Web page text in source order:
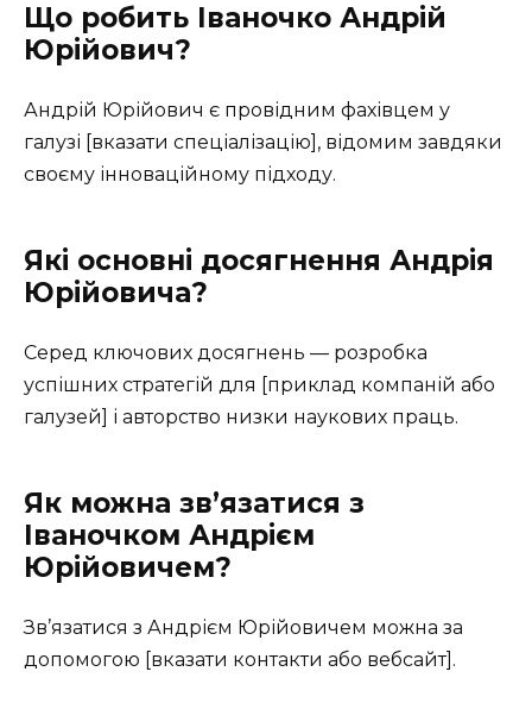
Що робить Іваночко Андрій
Юрійович?
Андрій Юрійович є провідним фахівцем у
галузі [вказати спеціалізацію], відомим завдяки
своєму інноваційному підходу.
Які основні досягнення Андрія
Юрійовича?
Серед ключових досягнень — розробка
успішних стратегій для [приклад компаній або
галузей] і авторство низки наукових праць.
Як можна зв’язатися з
Іваночком Андрієм
Юрійовичем?
Зв’язатися з Андрієм Юрійовичем можна за
допомогою [вказати контакти або вебсайт].